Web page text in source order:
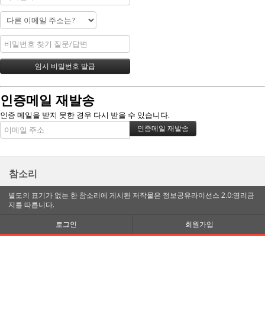
인증메일 재발송
인증 메일을 받지 못한 경우 다시 받을 수 있습니다.
참소리
별도의 표기가 없는 한 참소리에 게시된 저작물은 정보공유라이선스 2.0:영리금
지를 따릅니다.
로그인
회원가입